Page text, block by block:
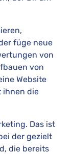
füge neue
von
von
Website
ihnen die
Das ist
der gezielt
die bereits